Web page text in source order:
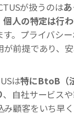
が扱うのは
人の特定は行
す。プライバシ
が前提であり、
は特にBtoB（
、自社サービス
み顧客をいち早